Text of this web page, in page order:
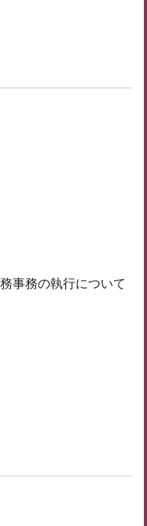
事務の執行について